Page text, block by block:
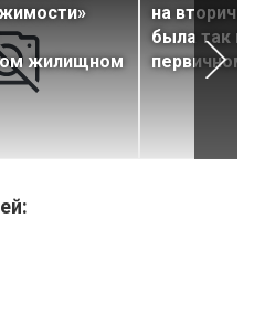
жилищном
на
была так
первичном